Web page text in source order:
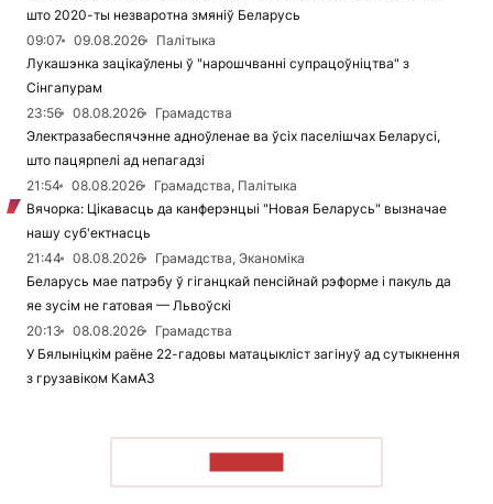
што 2020-ты незваротна змяніў Беларусь
09:07
09.08.2026
Палітыка
Лукашэнка зацікаўлены ў "нарошчванні супрацоўніцтва" з
Сінгапурам
23:56
08.08.2026
Грамадства
Электразабеспячэнне адноўленае ва ўсіх паселішчах Беларусі,
што пацярпелі ад непагадзі
21:54
08.08.2026
Грамадства, Палітыка
Вячорка: Цікавасць да канферэнцыі "Новая Беларусь" вызначае
нашу суб'ектнасць
21:44
08.08.2026
Грамадства, Эканоміка
Беларусь мае патрэбу ў гіганцкай пенсійнай рэформе і пакуль да
яе зусім не гатовая — Львоўскі
20:13
08.08.2026
Грамадства
У Бялыніцкім раёне 22-гадовы матацыкліст загінуў ад сутыкнення
з грузавіком КамАЗ